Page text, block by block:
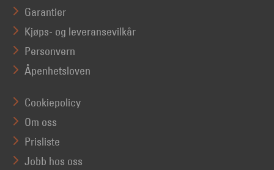
Garantier
Kjøps- og leveransevilkår
Personvern
Åpenhetsloven
Cookiepolicy
Om oss
Prisliste
Jobb hos oss